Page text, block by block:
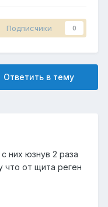
Подписчики 0
Ответить в тему
них юзнув 2 раза
что от щита реген